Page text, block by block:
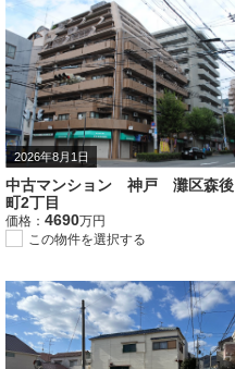
2026年8月1日
中古マンション 神戸 灘区森後
町2丁目
価格： 4690万円
この物件を選択する